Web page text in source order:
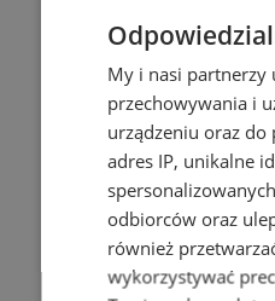
My i nasi
przechowywania i
urządzeniu oraz
adres IP, unikalne
odbiorców oraz
również
wykorzystywać